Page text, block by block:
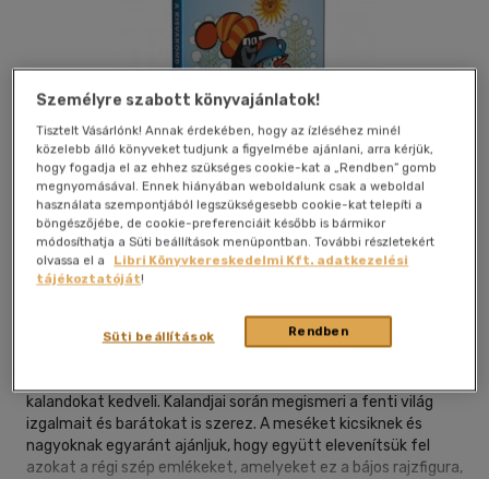
Kívánságlistához adom Megosztom
2006|magyar nyelvű 64 perc
kalandokat kedveli. Kalandjai során megismeri a fenti világ
izgalmait és barátokat is szerez. A meséket kicsiknek és
nagyoknak egyaránt ajánljuk, hogy együtt elevenítsük fel
azokat a régi szép emlékeket, amelyeket ez a bájos rajzfigura,
Személyre szabott könyvajánlatok!
Tisztelt Vásárlónk! Annak érdekében, hogy az ízléséhez minél
közelebb álló könyveket tudjunk a figyelmébe ajánlani, arra kérjük,
hogy fogadja el az ehhez szükséges cookie-kat a „Rendben” gomb
megnyomásával. Ennek hiányában weboldalunk csak a weboldal
használata szempontjából legszükségesebb cookie-kat telepíti a
böngészőjébe, de cookie-preferenciáit később is bármikor
módosíthatja a Süti beállítások menüpontban. További részletekért
olvassa el a
Libri Könyvkereskedelmi Kft. adatkezelési
tájékoztatóját!
Rendben
Süti beállítások